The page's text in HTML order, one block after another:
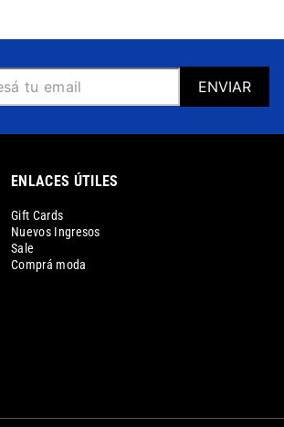
ENVIAR
ENLACES ÚTILES
Gift Cards
Nuevos Ingresos
Sale
Comprá moda